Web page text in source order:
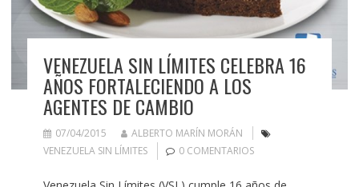
VENEZUELA SIN LÍMITES CELEBRA 16
AÑOS FORTALECIENDO A LOS
AGENTES DE CAMBIO
07/04/2015
ALBERTO MARÍN MORÁN
VENEZUELA SIN LÍMITES
0 COMENTARIOS